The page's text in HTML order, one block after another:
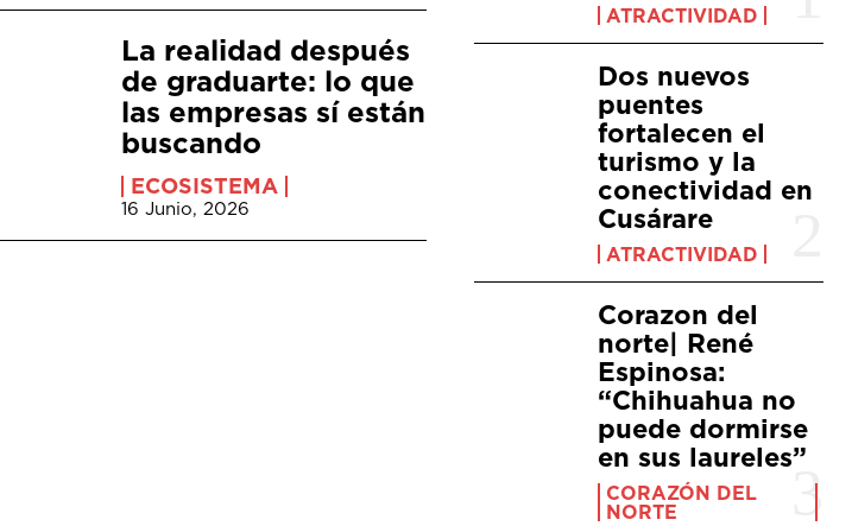
La realidad después
de graduarte: lo que
las empresas sí están
buscando
ECOSISTEMA
16 Junio, 2026
ATRACTIVIDAD
Dos nuevos
puentes
fortalecen el
turismo y la
conectividad en
Cusárare
ATRACTIVIDAD
Corazon del
norte| René
Espinosa:
“Chihuahua no
puede dormirse
en sus laureles”
CORAZÓN DEL
NORTE